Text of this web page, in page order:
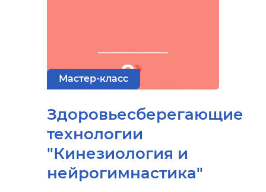
Мастер-класс
Здоровьесберегающие
технологии
"Кинезиология и
нейрогимнастика"